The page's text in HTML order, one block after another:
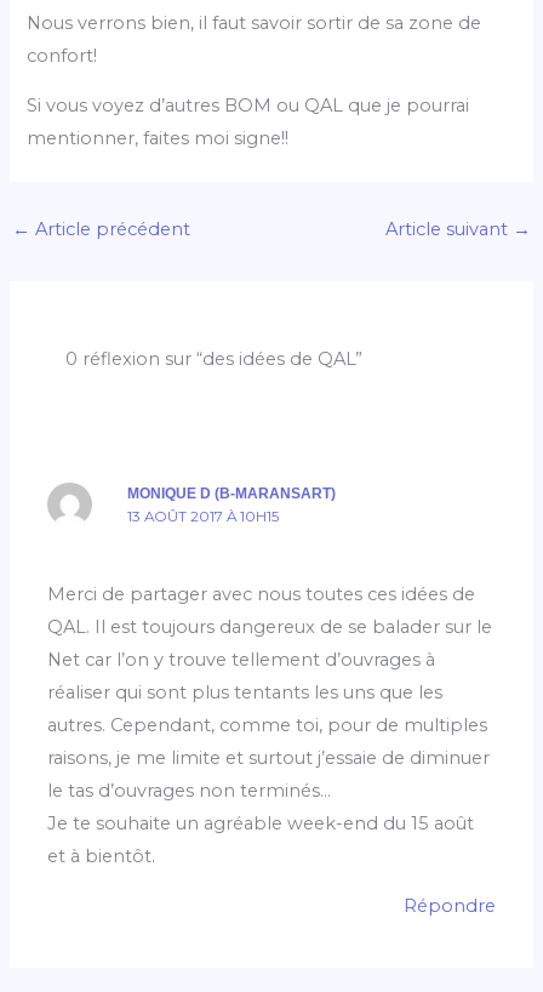
Nous verrons bien, il faut savoir sortir de sa zone de
confort!
Si vous voyez d’autres BOM ou QAL que je pourrai
mentionner, faites moi signe!!
← Article précédent Article suivant →
0 réflexion sur “des idées de QAL”
MONIQUE D (B-MARANSART)
13 AOÛT 2017 À 10H15
Merci de partager avec nous toutes ces idées de
QAL. Il est toujours dangereux de se balader sur le
Net car l’on y trouve tellement d’ouvrages à
réaliser qui sont plus tentants les uns que les
autres. Cependant, comme toi, pour de multiples
raisons, je me limite et surtout j’essaie de diminuer
le tas d’ouvrages non terminés…
Je te souhaite un agréable week-end du 15 août
et à bientôt.
Répondre